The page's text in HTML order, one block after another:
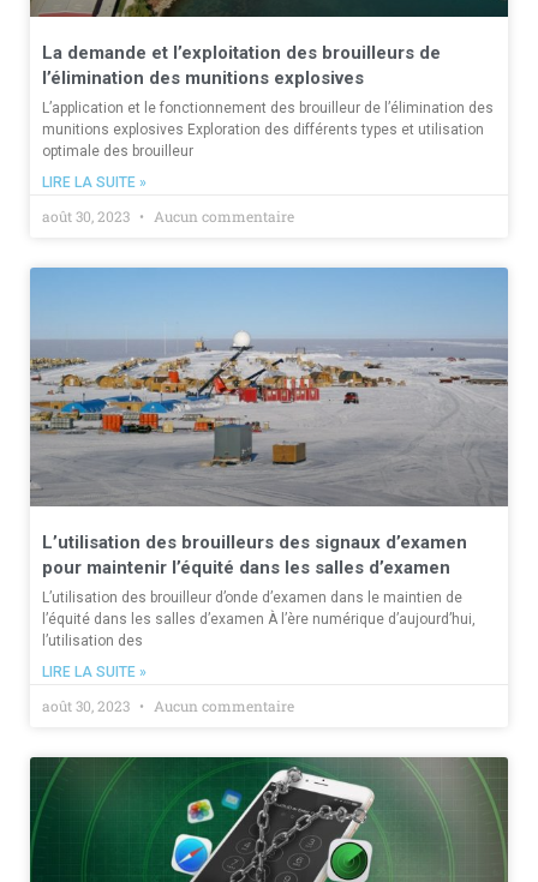
La demande et l’exploitation des brouilleurs de
l’élimination des munitions explosives
L’application et le fonctionnement des brouilleur de l’élimination des
munitions explosives Exploration des différents types et utilisation
optimale des brouilleur
LIRE LA SUITE »
août 30, 2023 Aucun commentaire
L’utilisation des brouilleurs des signaux d’examen
pour maintenir l’équité dans les salles d’examen
L’utilisation des brouilleur d’onde d’examen dans le maintien de
l’équité dans les salles d’examen À l’ère numérique d’aujourd’hui,
l’utilisation des
LIRE LA SUITE »
août 30, 2023 Aucun commentaire